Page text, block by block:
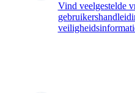
Vind veelgestelde